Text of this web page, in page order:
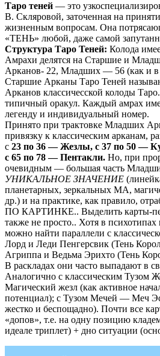
Таро теней — это
В. Скляровой, заточенная на
жизненным вопросам. Она
«ТЕНЬ» любой, даже самой
Структура Таро Теней: Колода
Амрахи делятся на Старшие и
Арканов- 22, Младших — 56 (как и в
Старшие Арканы Таро Теней
Арканов классичесской колоды
типичный оракул. Каждый амрах
легенду и индивидуальный номер.
Принято при трактовке Младших
привязку к классическим арканам,
с 23 по 36 — Жезлы, с 37 по 50 —
с 65 по 78 — Пентакли. Но, при
очевидным — большая часть
УНИКАЛЬНОЕ ЗНАЧЕНИЕ
планетарных, зеркальных МА,
др.) и на практике, как правило,
ПО КАРТИНКЕ.. Выделить карты-
также не просто.. Хотя в психотипах
можно найти параллели с
Лорд и Леди Пенгерсвик (Тень
Агриппа и Ведьма Эрихто (Тень
В раскладах они часто выпадают в
Аналогично с классическим Тузом
Магический жезл (как активное
потенциал); с Тузом Мечей — Меч
жестко и беспощадно). Почти все
«допов», т.е. на одну позицию
идеале триплет) + дно ситуации